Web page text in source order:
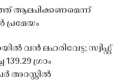
ആലപിക്കണമെന്ന്
വൻ ലഹരിവേട്ട; സ്വിഫ്റ്റ്
ഗ്രാം
അറസ്റ്റിൽ